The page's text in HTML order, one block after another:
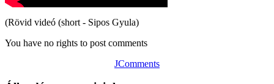
(Rövid videó (short - Sipos Gyula)
You have no rights to post comments
JComments